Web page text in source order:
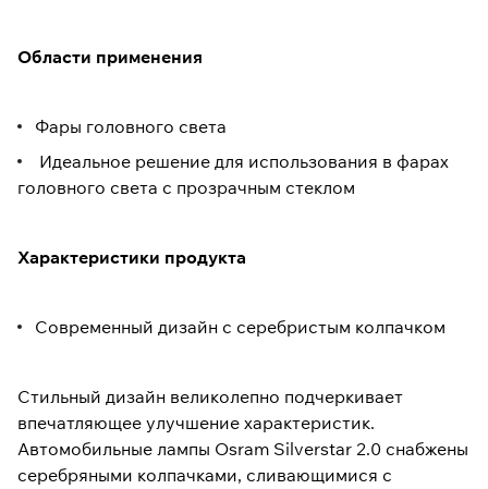
Области применения
Фары головного света
Идеальное решение для использования в фарах
головного света с прозрачным стеклом
Характеристики продукта
Современный дизайн с серебристым колпачком
Стильный дизайн великолепно подчеркивает
впечатляющее улучшение характеристик.
Автомобильные лампы Osram Silverstar 2.0 снабжены
серебряными колпачками, сливающимися с